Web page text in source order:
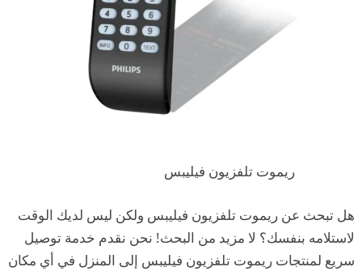
ريموت تلفزيون فيليبس
هل تبحث عن ريموت تلفزيون فيليبس ولكن ليس لديك الوقت
لاستلامه بنفسك؟ لا مزيد من البحث! نحن نقدم خدمة توصيل
سريع لمنتجات ريموت تلفزيون فيليبس إلى المنزل في أي مكان